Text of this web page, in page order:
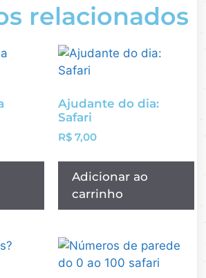
relacionados
Ajudante do dia:
Safari
R$ 7,00
Adicionar ao
carrinho